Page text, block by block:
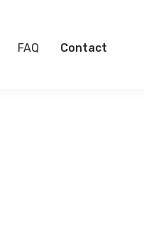
FAQ Contact